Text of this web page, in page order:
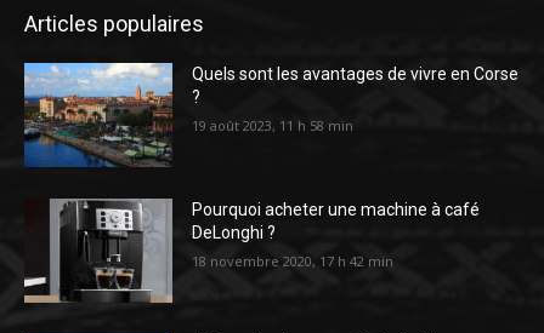
Articles populaires
Quels sont les avantages de vivre en Corse
?
19 août 2023, 11 h 58 min
Pourquoi acheter une machine à café
DeLonghi ?
18 novembre 2020, 17 h 42 min